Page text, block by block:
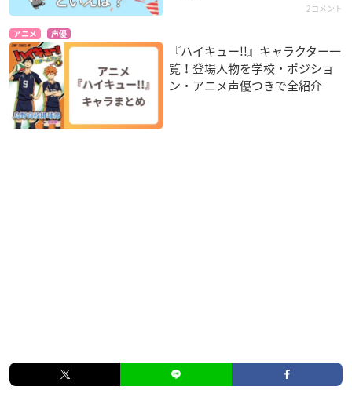
2コメント
アニメ 声優
『ハイキュー!!』キャラクター一
覧！登場人物を学校・ポジショ
ン・アニメ声優つきで全紹介